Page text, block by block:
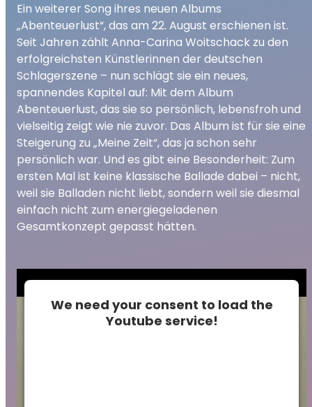
Ein weiterer Song ihres neuen Albums
„Abenteuerlust“, das am 22. August erschienen ist.
Seit Jahren zählt Anna-Carina Woitschack zu den
erfolgreichsten Künstlerinnen der deutschen
Schlagerszene – nun schlägt sie ein neues,
spannendes Kapitel auf: Mit dem Album
Abenteuerlust, das sie so persönlich, lebensfroh und
vielseitig zeigt wie nie zuvor. Das Album ist für sie eine
Steigerung zu „Meine Zeit“, das ja schon sehr
persönlich war. Und es gibt eine Besonderheit: Zum
ersten Mal ist keine klassische Ballade dabei – nicht,
weil sie Balladen nicht liebt, sondern weil sie diesmal
einfach nicht zum energiegeladenen
Gesamtkonzept gepasst hätten.
We need your consent to load the
Youtube service!